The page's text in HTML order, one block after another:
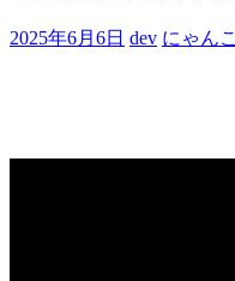
2025年6月6日 dev にゃん